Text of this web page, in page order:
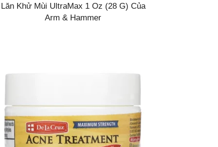
Lăn Khử Mùi UltraMax 1 Oz (28 G) Của
Arm & Hammer